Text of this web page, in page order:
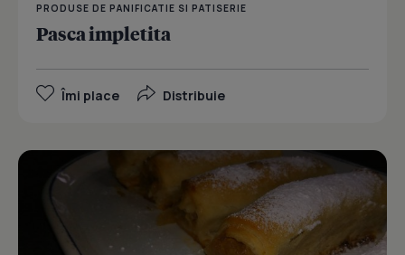
PRODUSE DE PANIFICATIE SI PATISERIE
Pasca impletita
Îmi place Distribuie